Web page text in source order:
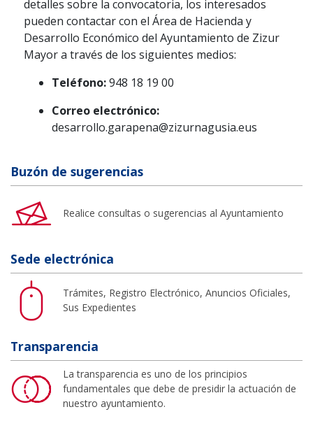
detalles sobre la convocatoria, los interesados
pueden contactar con el Área de Hacienda y
Desarrollo Económico del Ayuntamiento de Zizur
Mayor a través de los siguientes medios:
Teléfono:948 18 19 00
Correo electrónico:
desarrollo.garapena@zizurnagusia.eus
Buzón de sugerencias
Realice consultas o sugerencias al Ayuntamiento
Sede electrónica
Trámites, Registro Electrónico, Anuncios Oficiales,
Sus Expedientes
Transparencia
La transparencia es uno de los principios
fundamentales que debe de presidir la actuación de
nuestro ayuntamiento.